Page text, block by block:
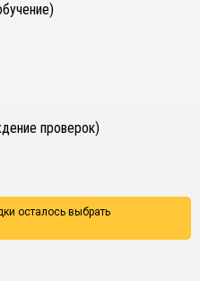
проверок)
осталось выбрать